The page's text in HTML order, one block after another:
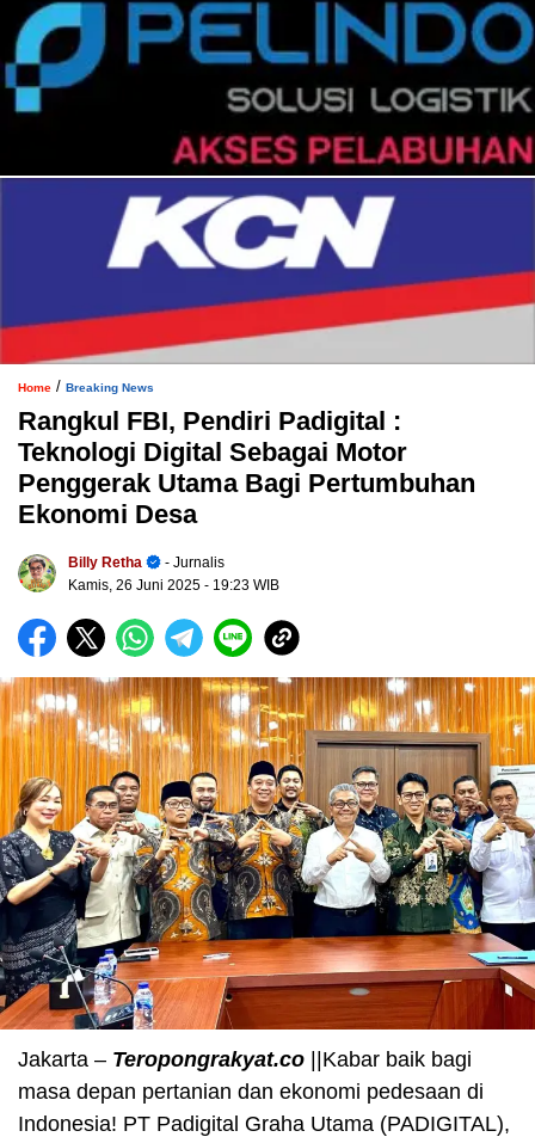
Home / Breaking News
Rangkul FBI, Pendiri Padigital :
Teknologi Digital Sebagai Motor
Penggerak Utama Bagi Pertumbuhan
Ekonomi Desa
Billy Retha
- Jurnalis
Kamis, 26 Juni 2025 - 19:23 WIB
Jakarta – Teropongrakyat.co ||Kabar baik bagi
masa depan pertanian dan ekonomi pedesaan di
Indonesia! PT Padigital Graha Utama (PADIGITAL),